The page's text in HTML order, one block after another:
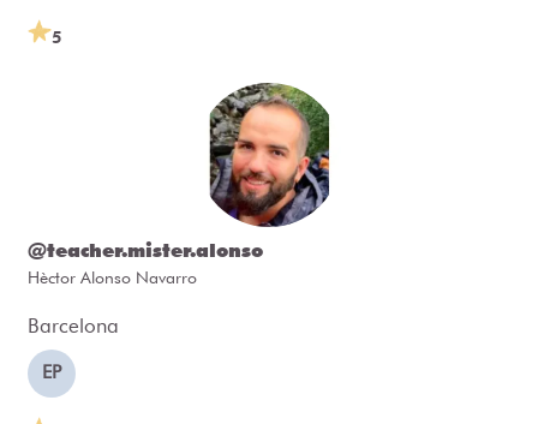
5
@teacher.mister.alonso
Hèctor Alonso Navarro
Barcelona
EP